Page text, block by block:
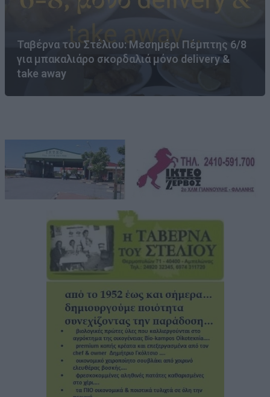
Ταβέρνα του Στέλιου: Μεσημέρι Πέμπτης 6/8
για μπακαλιάρο σκορδαλιά μόνο delivery &
take away